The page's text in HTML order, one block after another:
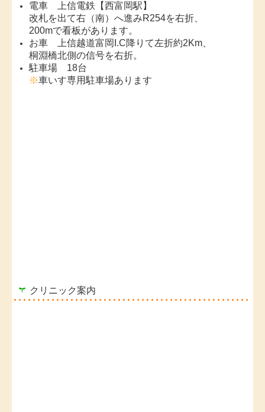
クリニック案内
電車 上信電鉄【西富岡駅】
改札を出て右（南）へ進みR254を右折、
200mで看板があります。
お車 上信越道富岡I.C降りて左折約2Km、
桐淵橋北側の信号を右折。
駐車場 18台
※車いす専用駐車場あります